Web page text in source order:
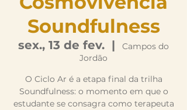
Soundfulness
sex., 13 de fev.
  |
Campos do
Jordão
O Ciclo Ar é a etapa final da trilha
Soundfulness: o momento em que o
estudante se consagra como terapeuta